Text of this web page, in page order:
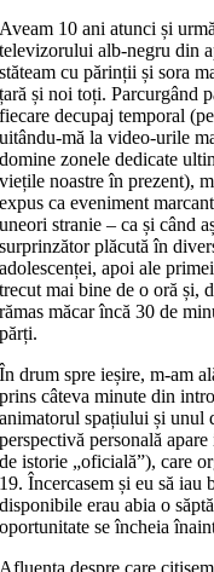
Aveam 10 ani atunci și
televizorului alb-negru din
stăteam cu părinții și sora
țară și noi toți. Parcurgând
fiecare decupaj temporal
uitându-mă la video-urile
domine zonele dedicate
viețile noastre în prezent),
expus ca eveniment
uneori stranie – ca și când
surprinzător plăcută în
adolescenței, apoi ale
trecut mai bine de o oră și,
rămas măcar încă 30 de
părți.
În drum spre ieșire, m-am
prins câteva minute din
animatorul spațiului și unul
perspectivă personală
de istorie „oficială”), care
19. Încercasem și eu să iau
disponibile erau abia o
oportunitate se încheia